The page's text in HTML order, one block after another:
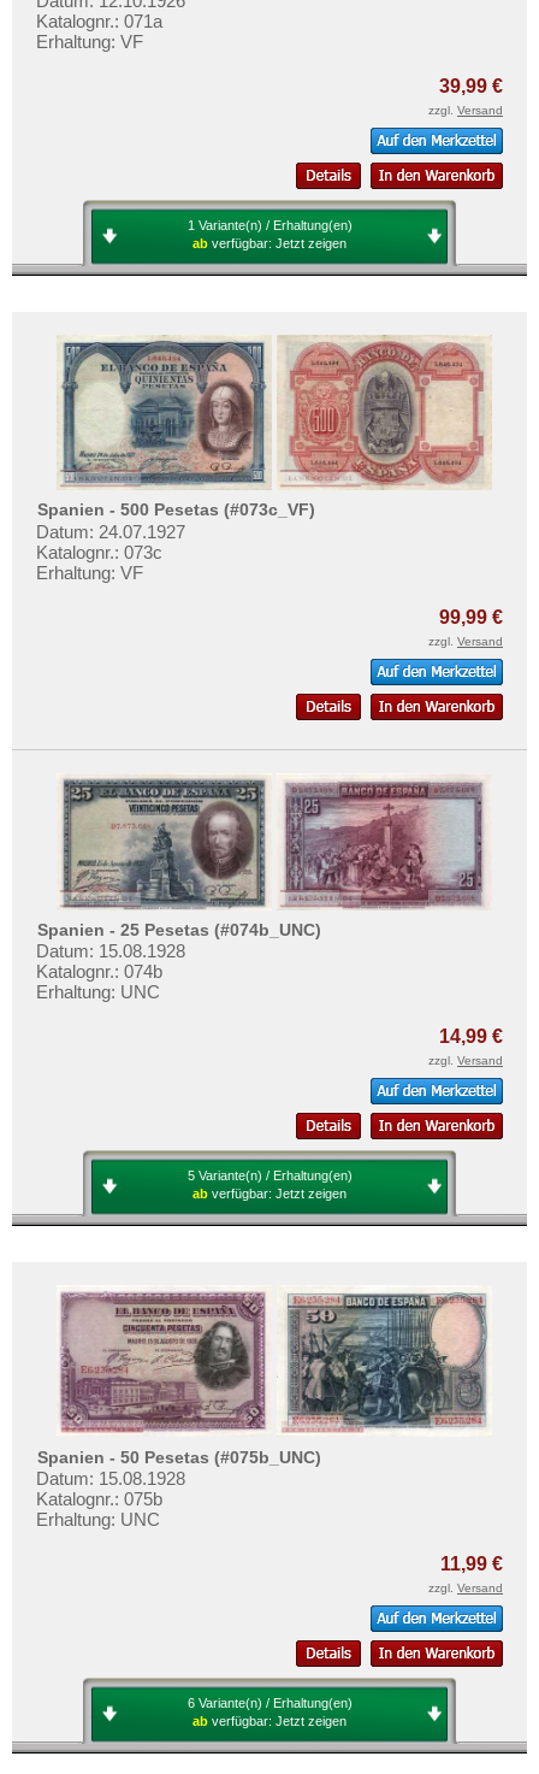
Katalognr.: 071a
Erhaltung: VF
39,99 €
zzgl. Versand
1 Variante(n) / Erhaltung(en)
ab verfügbar: Jetzt zeigen
Spanien - 500 Pesetas (#073c_VF)
Datum: 24.07.1927
Katalognr.: 073c
Erhaltung: VF
99,99 €
zzgl. Versand
Spanien - 25 Pesetas (#074b_UNC)
Datum: 15.08.1928
Katalognr.: 074b
Erhaltung: UNC
14,99 €
zzgl. Versand
5 Variante(n) / Erhaltung(en)
ab verfügbar: Jetzt zeigen
Spanien - 50 Pesetas (#075b_UNC)
Datum: 15.08.1928
Katalognr.: 075b
Erhaltung: UNC
11,99 €
zzgl. Versand
6 Variante(n) / Erhaltung(en)
ab verfügbar: Jetzt zeigen